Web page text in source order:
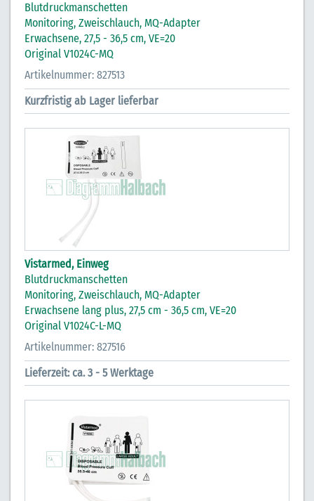
Blutdruckmanschetten
Monitoring, Zweischlauch, MQ-Adapter
Erwachsene, 27,5 - 36,5 cm, VE=20
Original V1024C-MQ
Artikelnummer: 827513
Kurzfristig ab Lager lieferbar
Vistarmed, Einweg
Blutdruckmanschetten
Monitoring, Zweischlauch, MQ-Adapter
Erwachsene lang plus, 27,5 cm - 36,5 cm, VE=20
Original V1024C-L-MQ
Artikelnummer: 827516
Lieferzeit: ca. 3 - 5 Werktage